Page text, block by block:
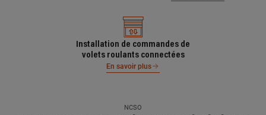
Installation de commandes de
volets roulants connectées
En savoir plus
NCSO